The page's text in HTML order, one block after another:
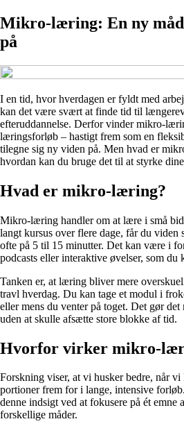
Mikro-læring: En ny
på
I en tid, hvor hverdagen er fyldt med
kan det være svært at finde tid til
efteruddannelse. Derfor vinder mikro-
læringsforløb – hastigt frem som en
tilegne sig ny viden på. Men hvad er
hvordan kan du bruge det til at styrke
Hvad er mikro-læring?
Mikro-læring handler om at lære i små
langt kursus over flere dage, får du viden
ofte på 5 til 15 minutter. Det kan være i
podcasts eller interaktive øvelser, som du
Tanken er, at læring bliver mere
travl hverdag. Du kan tage et modul i
eller mens du venter på toget. Det gør
uden at skulle afsætte store blokke af tid.
Hvorfor virker mikro-
Forskning viser, at vi husker bedre, når
portioner frem for i lange, intensive
denne indsigt ved at fokusere på ét emne
forskellige måder.